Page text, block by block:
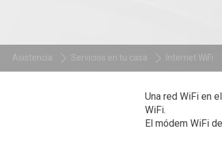
Asistencia Servicios en tu casa Internet WiFi
Una red WiFi en
WiFi.
El módem WiFi